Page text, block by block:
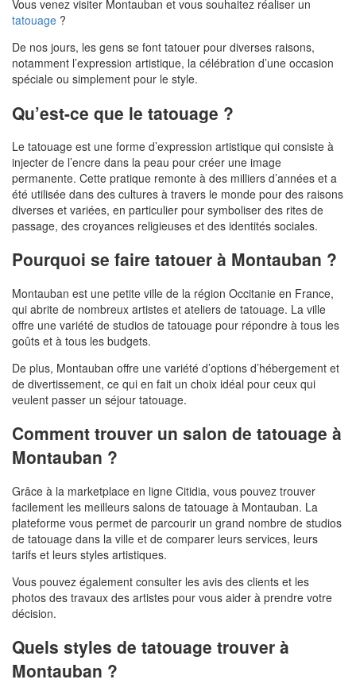
Vous venez visiter Montauban et vous souhaitez réaliser un
tatouage ?
De nos jours, les gens se font tatouer pour diverses raisons,
notamment l’expression artistique, la célébration d’une occasion
spéciale ou simplement pour le style.
Qu’est-ce que le tatouage ?
Le tatouage est une forme d’expression artistique qui consiste à
injecter de l’encre dans la peau pour créer une image
permanente. Cette pratique remonte à des milliers d’années et a
été utilisée dans des cultures à travers le monde pour des raisons
diverses et variées, en particulier pour symboliser des rites de
passage, des croyances religieuses et des identités sociales.
Pourquoi se faire tatouer à Montauban ?
Montauban est une petite ville de la région Occitanie en France,
qui abrite de nombreux artistes et ateliers de tatouage. La ville
offre une variété de studios de tatouage pour répondre à tous les
goûts et à tous les budgets.
De plus, Montauban offre une variété d’options d’hébergement et
de divertissement, ce qui en fait un choix idéal pour ceux qui
veulent passer un séjour tatouage.
Comment trouver un salon de tatouage à
Montauban ?
Grâce à la marketplace en ligne Citidia, vous pouvez trouver
facilement les meilleurs salons de tatouage à Montauban. La
plateforme vous permet de parcourir un grand nombre de studios
de tatouage dans la ville et de comparer leurs services, leurs
tarifs et leurs styles artistiques.
Vous pouvez également consulter les avis des clients et les
photos des travaux des artistes pour vous aider à prendre votre
décision.
Quels styles de tatouage trouver à
Montauban ?